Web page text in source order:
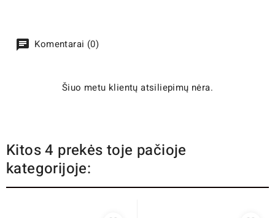
Komentarai (0)
Šiuo metu klientų atsiliepimų nėra.
Kitos 4 prekės toje pačioje
kategorijoje: